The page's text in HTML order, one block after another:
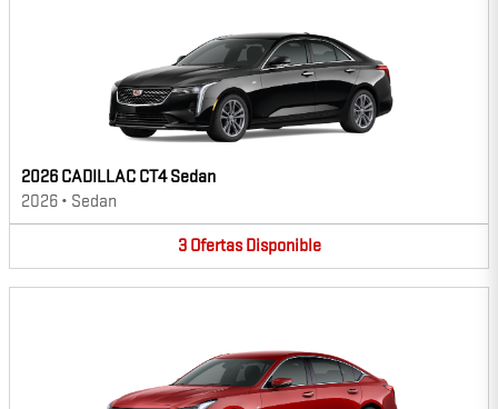
2026 CADILLAC CT4 Sedan
2026 • Sedan
3 Ofertas Disponible